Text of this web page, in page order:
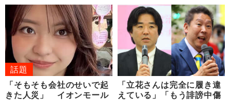
話題
「そもそも会社のせいで起
きた人災」 イオンモール
「立花さんは完全に履き違
えている」「もう誹謗中傷